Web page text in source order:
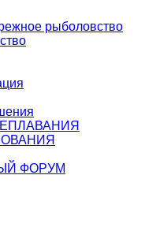
рыболовство
ФОРУМ